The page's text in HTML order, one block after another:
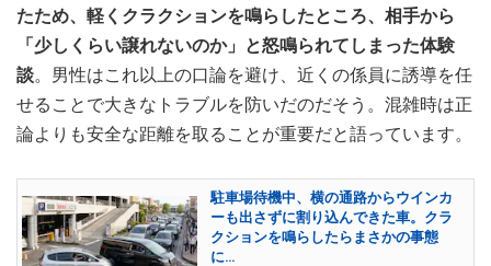
たため、軽くクラクションを鳴らしたところ、相手から
「少しくらい譲れないのか」と怒鳴られてしまった体験
談。男性はこれ以上の口論を避け、近くの係員に誘導を任
せることで大きなトラブルを防いだのだそう。混雑時は正
論よりも安全な距離を取ることが重要だと語っています。
駐車場待機中、横の通路からウインカ
ーも出さずに割り込んできた車。クラ
クションを鳴らしたらまさかの事態
に…